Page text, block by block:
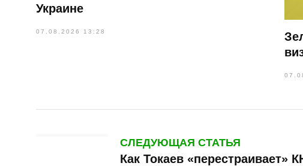
Украине
07.08.2026 13:28
СЛЕДУЮЩАЯ СТАТЬЯ
Как Токаев «перестраивает»